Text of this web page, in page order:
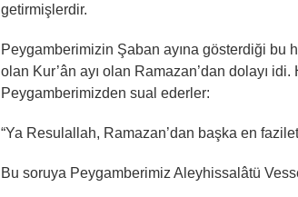
getirmişlerdir.
Peygamberimizin Şaban ayına gösterdiği bu
olan Kur’ân ayı olan Ramazan’dan dolayı
Peygamberimizden sual ederler:
“Ya Resulallah, Ramazan’dan başka en
Bu soruya Peygamberimiz Aleyhissalâtü